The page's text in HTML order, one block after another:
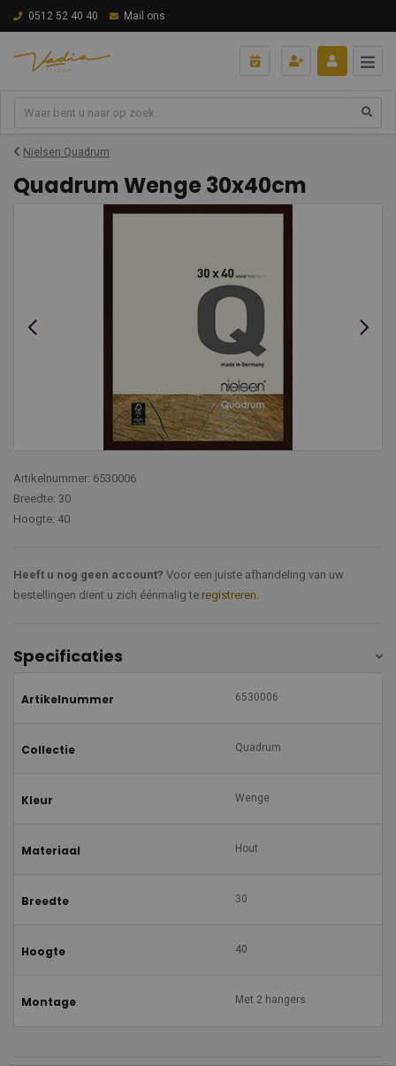
0512 52 40 40 Mail ons
Nielsen Quadrum
Quadrum Wenge 30x40cm
Artikelnummer: 6530006
Breedte: 30
Hoogte: 40
Heeft u nog geen account? Voor een juiste afhandeling van uw
bestellingen dient u zich éénmalig te registreren.
Specificaties
Artikelnummer 6530006
Collectie Quadrum
Kleur Wenge
Materiaal Hout
Breedte 30
Hoogte 40
Montage Met 2 hangers